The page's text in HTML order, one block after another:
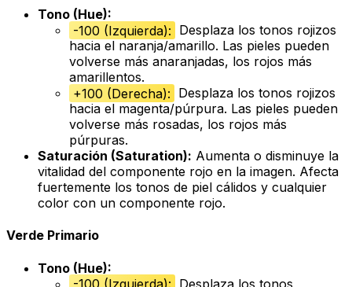
Tono (Hue):
-100 (Izquierda): Desplaza los tonos rojizos
hacia el naranja/amarillo. Las pieles pueden
volverse más anaranjadas, los rojos más
amarillentos.
+100 (Derecha): Desplaza los tonos rojizos
hacia el magenta/púrpura. Las pieles pueden
volverse más rosadas, los rojos más
púrpuras.
Saturación (Saturation): Aumenta o disminuye la
vitalidad del componente rojo en la imagen. Afecta
fuertemente los tonos de piel cálidos y cualquier
color con un componente rojo.
Verde Primario
Tono (Hue):
-100 (Izquierda): Desplaza los tonos